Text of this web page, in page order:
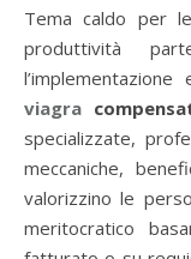
Tema caldo per
produttività
viagra
specializzate,
meccaniche,
valorizzino le
meritocratico